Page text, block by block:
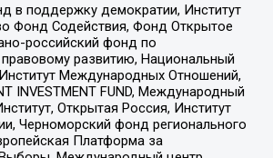
в поддержку демократии, Институт
Фонд Содействия, Фонд Открытое
российский фонд по
развитию, Национальный
Международных Отношений,
INVESTMENT FUND, Международный
Открытая Россия, Институт
Черноморский фонд регионального
Платформа за